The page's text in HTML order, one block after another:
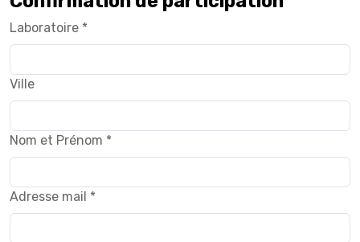
Laboratoire *
Ville
Nom et Prénom *
Adresse mail *